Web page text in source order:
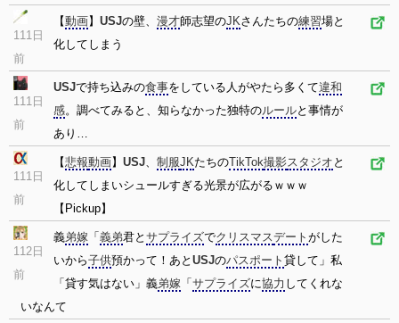
111日
前
【動画】 USJの壁、 漫才師志望のJKさんたちの練習場と
化してしまう
111日
前
USJで持ち込みの食事をしている人がやたら多くて違和
感。調べてみると、知らなかった独特のルールと事情が
あり…
111日
前
【悲報動画】 USJ、 制服JKたちのTikTok撮影スタジオ と
化してしまいシュールすぎる光景が広がるｗｗｗ
【Pickup】
112日
前
義弟嫁 「 義弟君と サプライズでクリスマスデート がした
いから子供預かって！あと USJのパスポート 貸して」私
「貸す気はない」義弟嫁 「 サプライズに協力 してくれな
いなんて